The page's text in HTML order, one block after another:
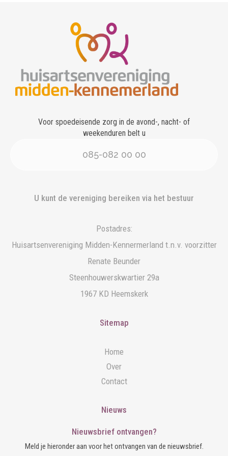
Voor spoedeisende zorg in de avond-, nacht- of
weekenduren belt u
085-082 00 00
U kunt de vereniging bereiken via het bestuur
Postadres:
Huisartsenvereniging Midden-Kennermerland t.n.v. voorzitter
Renate Beunder
Steenhouwerskwartier 29a
1967 KD Heemskerk
Sitemap
Home
Over
Contact
Nieuws
Nieuwsbrief ontvangen?
Meld je hieronder aan voor het ontvangen van de nieuwsbrief.